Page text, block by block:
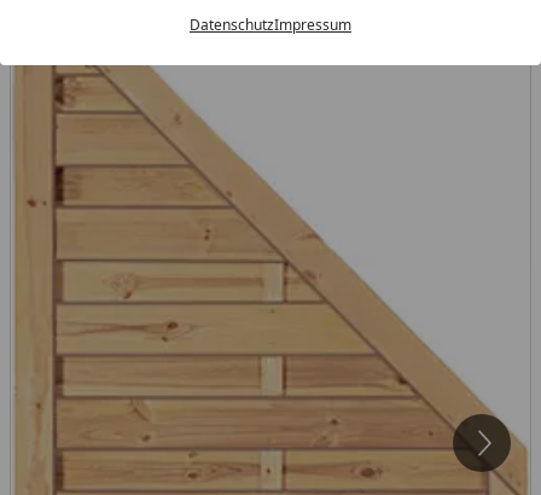
DatenschutzImpressum